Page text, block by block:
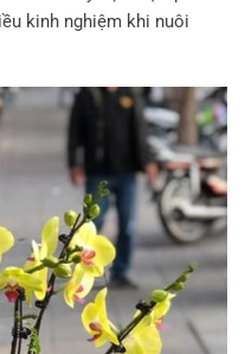
kinh nghiệm khi nuôi